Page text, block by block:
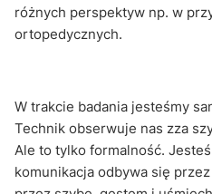
różnych perspektyw np. w
ortopedycznych.
W trakcie badania jesteśmy
Technik obserwuje nas zza
Ale to tylko formalność.
komunikacja odbywa się